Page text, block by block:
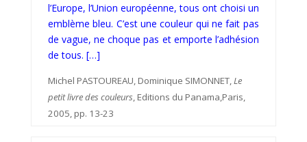
l’Europe, l’Union européenne, tous ont choisi un
emblème bleu. C’est une couleur qui ne fait pas
de vague, ne choque pas et emporte l’adhésion
de tous. […]
Michel PASTOUREAU, Dominique SIMONNET,Le
petit livre des couleurs, Editions du Panama,Paris,
2005, pp. 13-23